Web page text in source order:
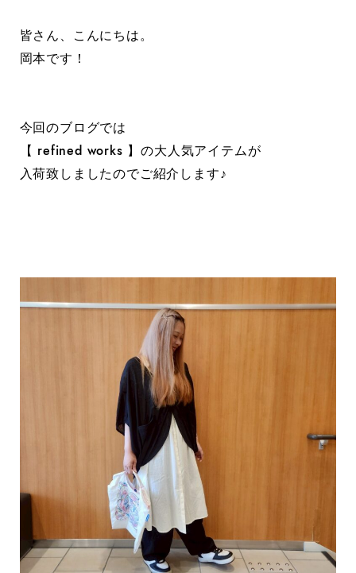
皆さん、こんにちは。
岡本です！
今回のブログでは
【 refined works 】の大人気アイテムが
入荷致しましたのでご紹介します♪